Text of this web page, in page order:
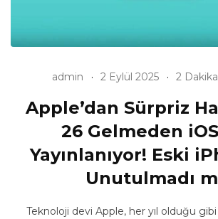
admin 2 Eylül 2025 2
Apple’dan Sürpriz
26 Gelmeden
Yayınlanıyor! Eski
Unutulmadı
Teknoloji devi Apple, her yıl olduğu gibi